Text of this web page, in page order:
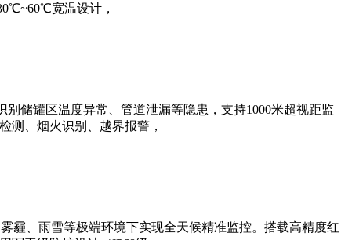
宽温设计，
储罐区温度异常、管道泄漏等隐患，支持1000米超视距监
测、烟火识别、越界报警，
霾、雨雪等极端环境下实现全天候精准监控。搭载高精度红